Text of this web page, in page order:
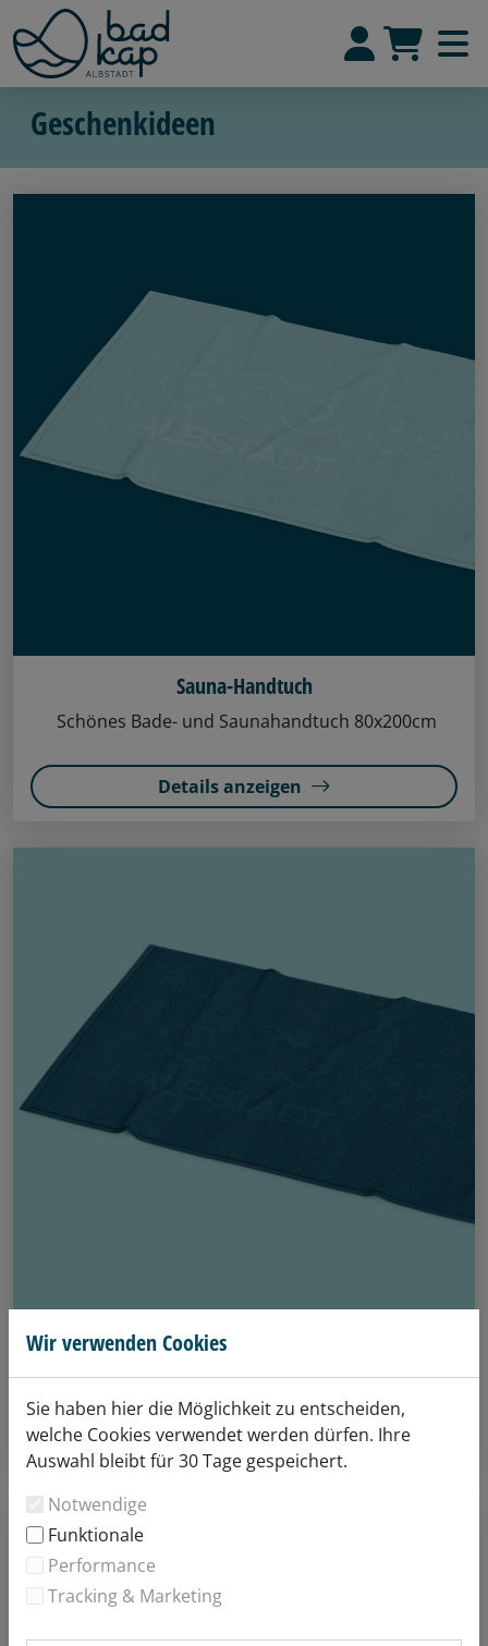
Geschenkideen
Sauna-Handtuch
Schönes Bade- und Saunahandtuch 80x200cm
Details anzeigen
Bade-Handtuch
Schönes Bade-Handtuch 70x140 cm
Details anzeigen
Wir verwenden Cookies
Sie haben hier die Möglichkeit zu entscheiden,
welche Cookies verwendet werden dürfen. Ihre
Auswahl bleibt für 30 Tage gespeichert.
Notwendige
Funktionale
Performance
Tracking & Marketing